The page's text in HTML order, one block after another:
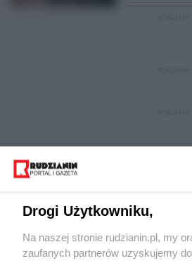
Wydawca mediów lokalnych
Drogi Użytkowniku,
Na naszej stronie rudzianin.pl, my
zaufanych partnerów uzyskujemy